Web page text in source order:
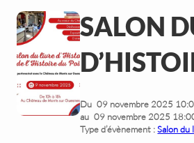
SALON
Du 09 novembre 2025
au 09 novembre 2025
Type d’évènement :Salon du